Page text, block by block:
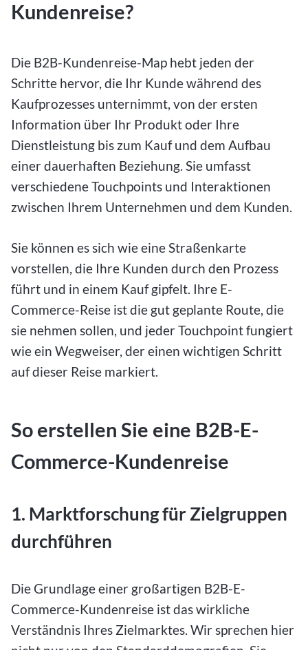
Kundenreise?
Die B2B-Kundenreise-Map hebt jeden der
Schritte hervor, die Ihr Kunde während des
Kaufprozesses unternimmt, von der ersten
Information über Ihr Produkt oder Ihre
Dienstleistung bis zum Kauf und dem Aufbau
einer dauerhaften Beziehung. Sie umfasst
verschiedene Touchpoints und Interaktionen
zwischen Ihrem Unternehmen und dem Kunden.
Sie können es sich wie eine Straßenkarte
vorstellen, die Ihre Kunden durch den Prozess
führt und in einem Kauf gipfelt. Ihre E-
Commerce-Reise ist die gut geplante Route, die
sie nehmen sollen, und jeder Touchpoint fungiert
wie ein Wegweiser, der einen wichtigen Schritt
auf dieser Reise markiert.
So erstellen Sie eine B2B-E-
Commerce-Kundenreise
1. Marktforschung für Zielgruppen
durchführen
Die Grundlage einer großartigen B2B-E-
Commerce-Kundenreise ist das wirkliche
Verständnis Ihres Zielmarktes. Wir sprechen hier